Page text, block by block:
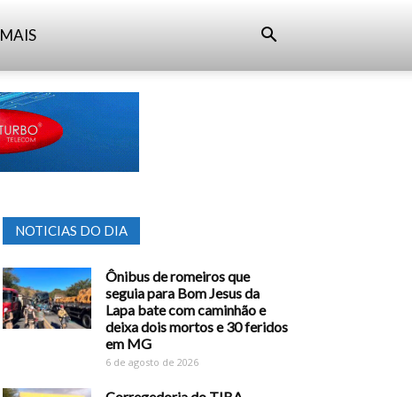
MAIS
NOTICIAS DO DIA
Ônibus de romeiros que
seguia para Bom Jesus da
Lapa bate com caminhão e
deixa dois mortos e 30 feridos
em MG
6 de agosto de 2026